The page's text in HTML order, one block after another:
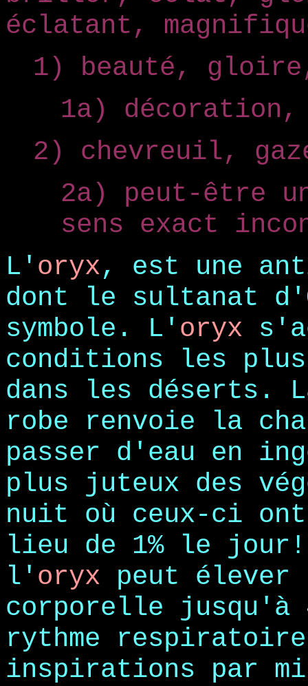
éclatant,
1) beauté,
1a) décoration,
2) chevreuil,
2a) peut-être
sens exact
L' oryx, est une
dont le sultanat
symbole. L' oryx
conditions les
dans les déserts.
robe renvoie la
passer d'eau en
plus juteux des
nuit où ceux-ci ont
lieu de 1% le jour!
l' oryx peut élever
corporelle jusqu'à
rythme
inspirations par